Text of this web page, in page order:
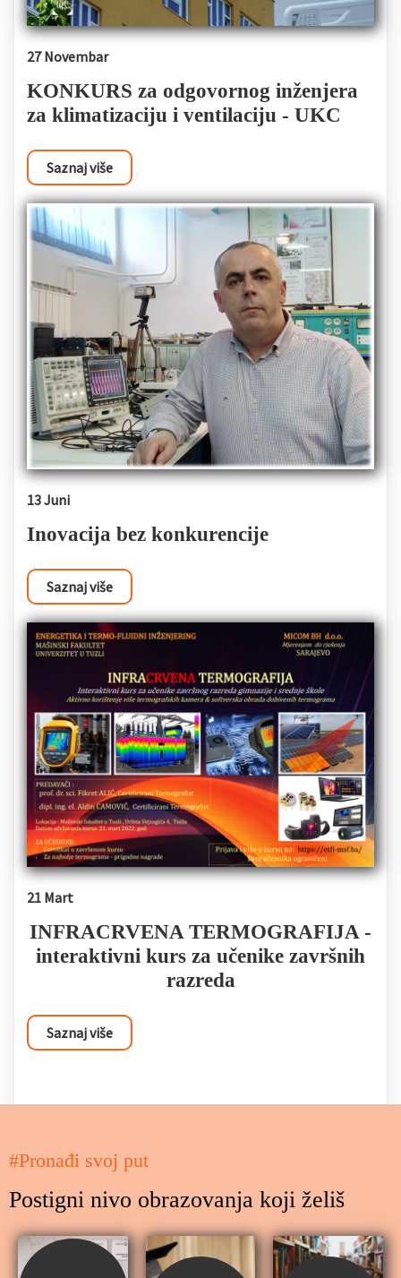
27 Novembar
KONKURS za odgovornog inženjera
za klimatizaciju i ventilaciju - UKC
Saznaj više
13 Juni
Inovacija bez konkurencije
Saznaj više
21 Mart
INFRACRVENA TERMOGRAFIJA -
interaktivni kurs za učenike završnih
razreda
Saznaj više
#Pronađi svoj put
Postigni nivo obrazovanja koji želiš